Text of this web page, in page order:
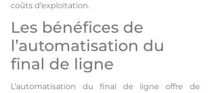
coûts d’exploitation.
Les bénéfices de
l’automatisation du
final de ligne
L’automatisation du final de ligne offre de